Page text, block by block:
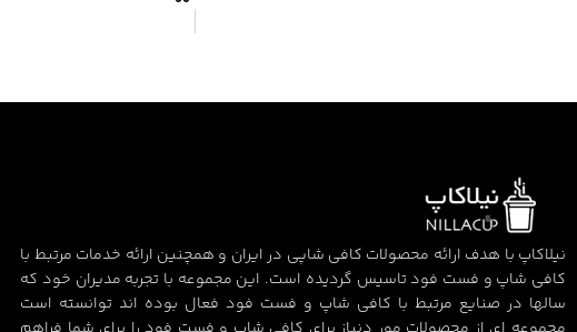
نیلاکاپ با هدف ارائه محصولات کافی شاپی در ایران و همچنین ارائه خدمات مرتبط با
کافی شاپ و فست فود تاسیس گردیده است. این مجموعه با تجربه مدیران خود که
سالها در صنایع مرتبط با کافی شاپ و فست فود فعال بوده اند توانسته است